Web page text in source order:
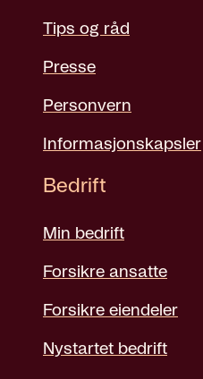
Tips og råd
Presse
Personvern
Informasjonskapsler
Bedrift
Min bedrift
Forsikre ansatte
Forsikre eiendeler
Nystartet bedrift